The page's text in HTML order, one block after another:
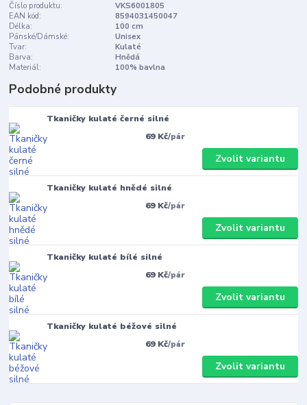
Číslo produktu:
VKS6001805
EAN kód:
8594031450047
Délka:
100 cm
Pánské/Dámské:
Unisex
Tvar:
Kulaté
Barva:
Hnědá
Materiál:
100% bavlna
Podobné produkty
Tkaničky kulaté černé silné
69 Kč/pár
Zvolit variantu
Tkaničky kulaté hnědé silné
69 Kč/pár
Zvolit variantu
Tkaničky kulaté bílé silné
69 Kč/pár
Zvolit variantu
Tkaničky kulaté béžové silné
69 Kč/pár
Zvolit variantu